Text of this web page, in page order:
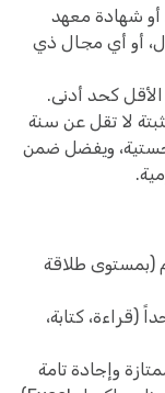
أو شهادة معهد
أو أي مجال ذي
كحد أدنى.
لا تقل عن سنة
ويفضل ضمن
(بمستوى طلاقة
(قراءة، كتابة،
وإجادة تامة